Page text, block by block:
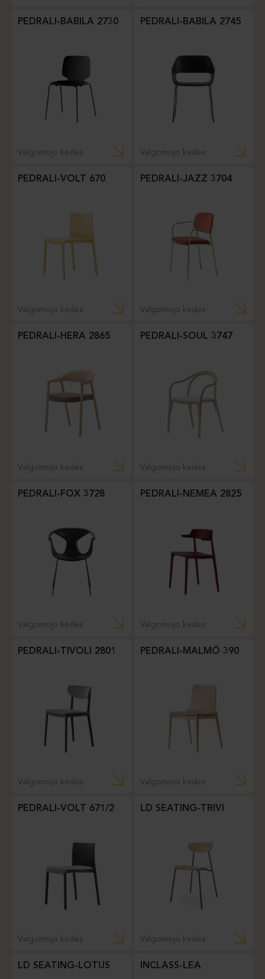
PEDRALI-BABILA 2730
Valgomojo kėdės
PEDRALI-BABILA 2745
Valgomojo kėdės
PEDRALI-VOLT 670
Valgomojo kėdės
PEDRALI-JAZZ 3704
Valgomojo kėdės
PEDRALI-HERA 2865
Valgomojo kėdės
PEDRALI-SOUL 3747
Valgomojo kėdės
PEDRALI-FOX 3728
Valgomojo kėdės
PEDRALI-NEMEA 2825
Valgomojo kėdės
PEDRALI-TIVOLI 2801
Valgomojo kėdės
PEDRALI-MALMÖ 390
Valgomojo kėdės
PEDRALI-VOLT 671/2
Valgomojo kėdės
LD SEATING-TRIVI
Valgomojo kėdės
LD SEATING-LOTUS INCLASS-LEA